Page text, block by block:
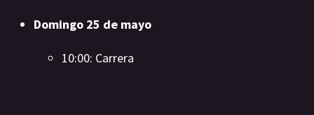
Domingo 25 de mayo
10:00: Carrera